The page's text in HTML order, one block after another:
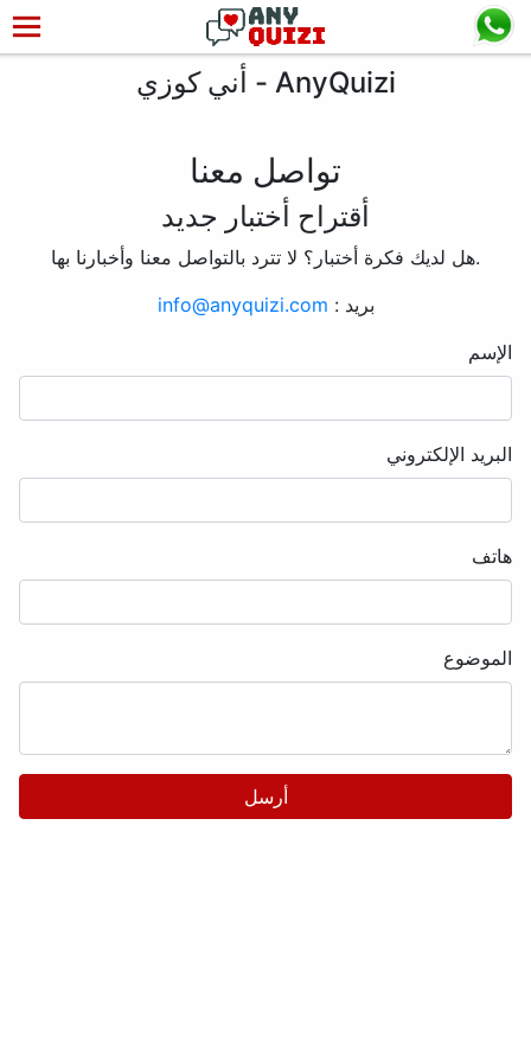
أني كوزي - AnyQuizi
تواصل معنا
أقتراح أختبار جديد
هل لديك فكرة أختبار؟ لا تترد بالتواصل معنا وأخبارنا بها.
بريد : info@anyquizi.com
الإسم
البريد الإلكتروني
هاتف
الموضوع
أرسل